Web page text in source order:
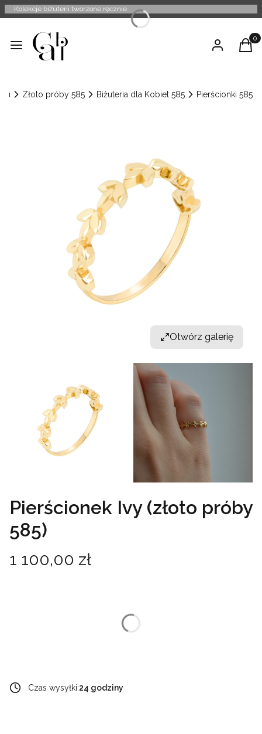
Kolekcje biżuterii tworzone ręcznie
Menu Zaloguj się
Złoto próby 585 Biżuteria dla Kobiet 585 Pierścionki 585
Otwórz galerię
Pierścionek Ivy (złoto próby
585)
Cena
1 100,00 zł
Czas wysyłki:24 godziny